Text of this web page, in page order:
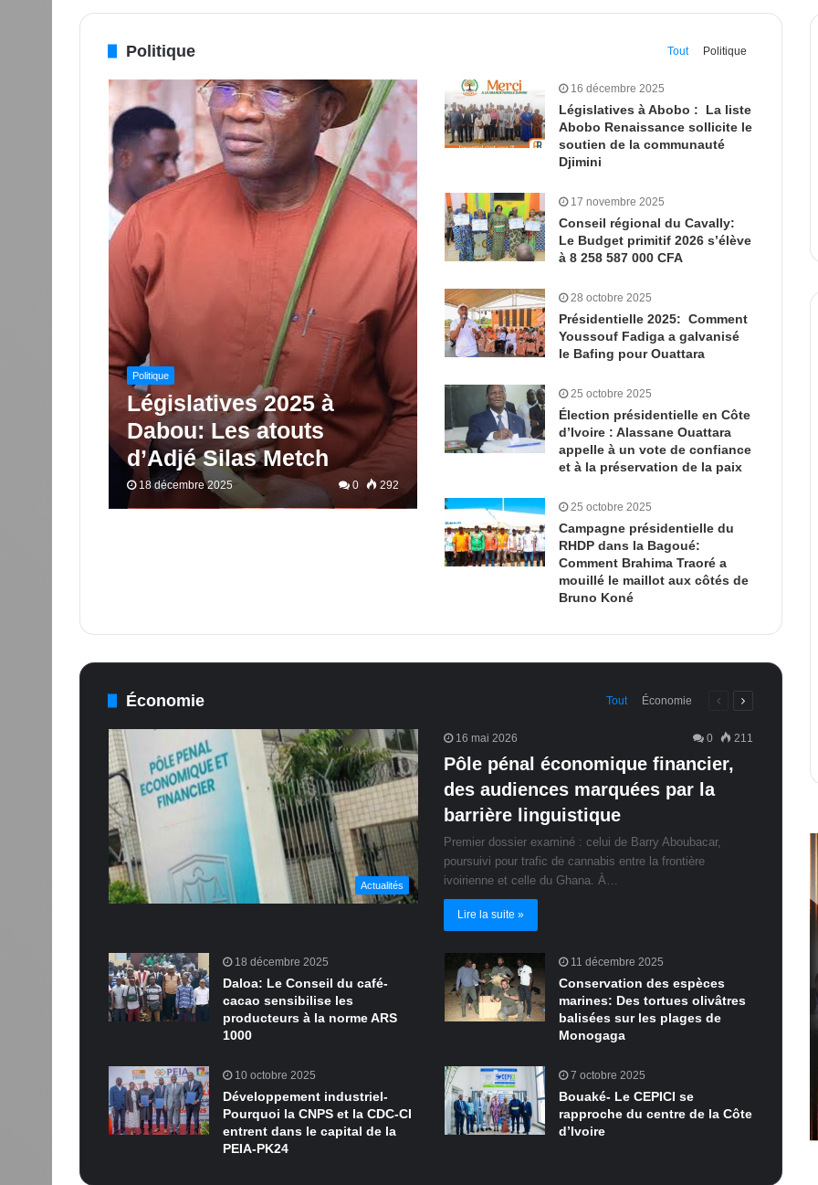
Politique Tout Politique
Politique
Législatives 2025 à
Dabou: Les atouts
d’Adjé Silas Metch
18 décembre 2025 0 292
16 décembre 2025
Législatives à Abobo : La liste
Abobo Renaissance sollicite le
soutien de la communauté
Djimini
17 novembre 2025
Conseil régional du Cavally:
Le Budget primitif 2026 s’élève
à 8 258 587 000 CFA
28 octobre 2025
Présidentielle 2025: Comment
Youssouf Fadiga a galvanisé
le Bafing pour Ouattara
25 octobre 2025
Élection présidentielle en Côte
d’Ivoire : Alassane Ouattara
appelle à un vote de confiance
et à la préservation de la paix
25 octobre 2025
Campagne présidentielle du
RHDP dans la Bagoué:
Comment Brahima Traoré a
mouillé le maillot aux côtés de
Bruno Koné
Économie Tout Économie
PagePage
Actualités
16 mai 2026 0 211
Pôle pénal économique financier,
des audiences marquées par la
barrière linguistique
Premier dossier examiné : celui de Barry Aboubacar,
poursuivi pour trafic de cannabis entre la frontière
ivoirienne et celle du Ghana. À…
Lire la suite »
18 décembre 2025
Daloa: Le Conseil du café-
cacao sensibilise les
producteurs à la norme ARS
1000
11 décembre 2025
Conservation des espèces
marines: Des tortues olivâtres
balisées sur les plages de
Monogaga
10 octobre 2025
Développement industriel-
Pourquoi la CNPS et la CDC-CI
entrent dans le capital de la
PEIA-PK24
7 octobre 2025
Bouaké- Le CEPICI se
rapproche du centre de la Côte
d’Ivoire